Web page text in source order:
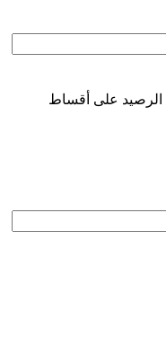
الرصيد على أقساط